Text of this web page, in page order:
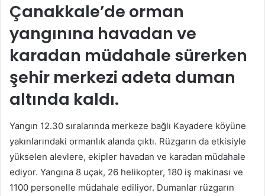
göndermek
Çanakkale’de orman
yangınına havadan ve
karadan müdahale sürerken
şehir merkezi adeta duman
altında kaldı.
Yangın 12.30 sıralarında merkeze bağlı Kayadere köyüne
yakınlarındaki ormanlık alanda çıktı. Rüzgarın da etkisiyle
yükselen alevlere, ekipler havadan ve karadan müdahale
ediyor. Yangına 8 uçak, 26 helikopter, 180 iş makinası ve
1100 personelle müdahale ediliyor. Dumanlar rüzgarın